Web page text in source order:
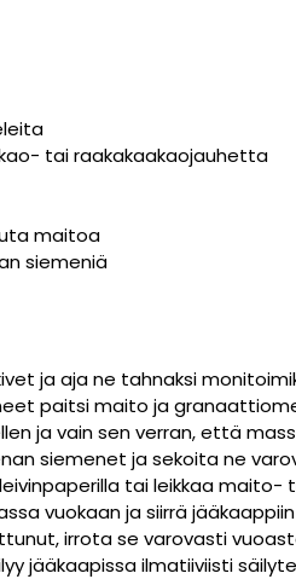
tai raakakaakaojauhetta
maitoa
siemeniä
ja aja ne tahnaksi
paitsi maito ja
ja vain sen verran, että
siemenet ja sekoita ne
tai leikkaa maito-
vuokaan ja siirrä
irrota se varovasti
jääkaapissa ilmatiiviisti